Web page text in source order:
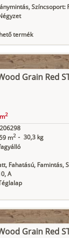
Színcsoport:
termék
Grain Red
m2
m2 - 30,3 kg
Fahatású, Famintás,
A
Grain Red